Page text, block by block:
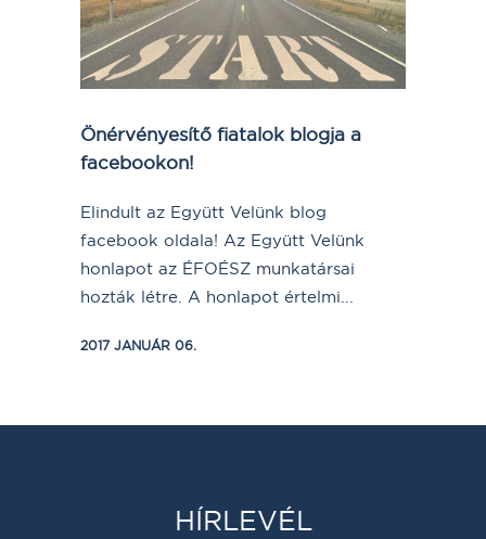
Önérvényesítő fiatalok blogja a
facebookon!
Elindult az Együtt Velünk blog
facebook oldala! Az Együtt Velünk
honlapot az ÉFOÉSZ munkatársai
hozták létre. A honlapot értelmi...
2017 JANUÁR 06.
HÍRLEVÉL